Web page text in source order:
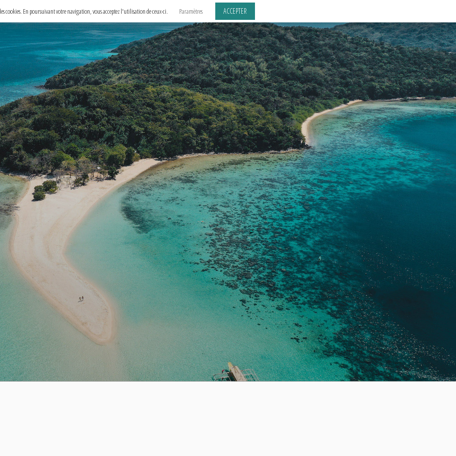
cookies. En poursuivant votre navigation, vous acceptez l'utilisation de ceux-ci. Paramètres ACCEPTER